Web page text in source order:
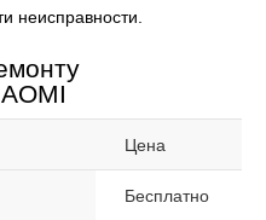
неисправности.
Цена
Бесплатно